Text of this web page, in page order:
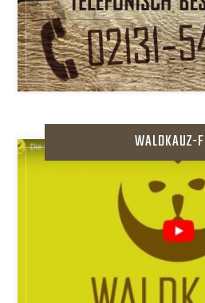
WALDKAUZ-